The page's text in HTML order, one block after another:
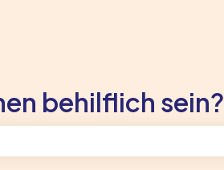
behilflich sein?